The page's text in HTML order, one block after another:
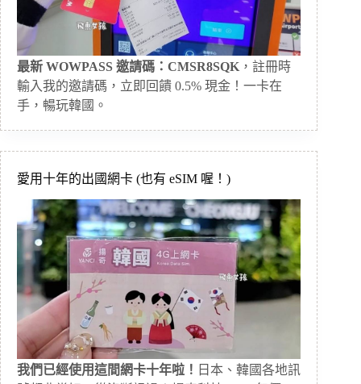
最新 WOWPASS 邀請碼：CMSR8SQK ，註冊時
輸入我的邀請碼，立即回饋 0.5% 現金！一卡在
手，暢玩韓國。
愛用十年的出國網卡 (也有 eSIM 喔！)
我們已經使用這間網卡十年啦！ 日本、韓國各地訊